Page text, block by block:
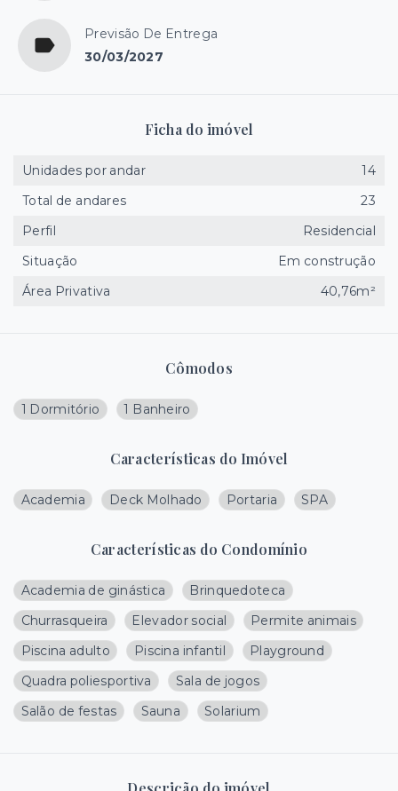
Previsão De Entrega
30/03/2027
Cômodos
1 Dormitório 1 Banheiro
Características do Imóvel
Academia Deck Molhado Portaria SPA
Características do Condomínio
Academia de ginástica
Brinquedoteca
Churrasqueira
Elevador social
Permite animais
Piscina adulto
Piscina infantil
Playground
Quadra poliesportiva
Sala de jogos
Salão de festas
Sauna Solarium
Ficha do imóvel
Unidades por andar
14
Total de andares
23
Perfil
Residencial
Situação
Em construção
Área Privativa
40,76m²